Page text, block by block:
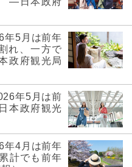
年5月は前年
れ、一方で
政府観光局
年5月は前
本政府観光
年4月は前年
計でも前年